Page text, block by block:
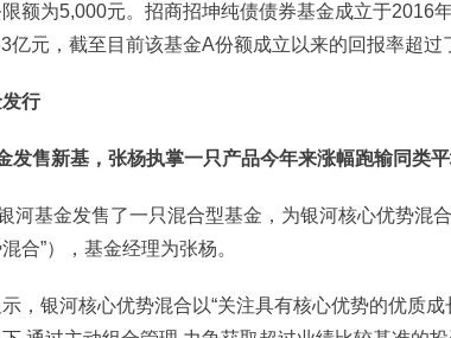
额为5,000元。招商招坤纯债债券基金成立于2016
亿元，截至目前该基金A份额成立以来的回报率超过
行
发售新基，张杨执掌一只产品今年来涨幅跑输同类
河基金发售了一只混合型基金，为银河核心优势混
合”），基金经理为张杨。
，银河核心优势混合以“关注具有核心优势的优质